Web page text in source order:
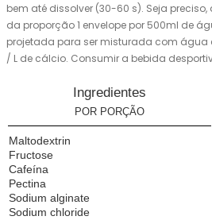
bem até dissolver (30-60 s). Seja
da proporção 1 envelope por 500ml de
projetada para ser misturada com água
/ L de cálcio. Consumir a bebida
Ingredientes
POR PORÇÃO
Maltodextrin
Fructose
Cafeína
Pectina
Sodium alginate
Sodium chloride